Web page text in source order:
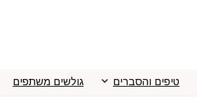
טיפים והסברים גולשים משתפים